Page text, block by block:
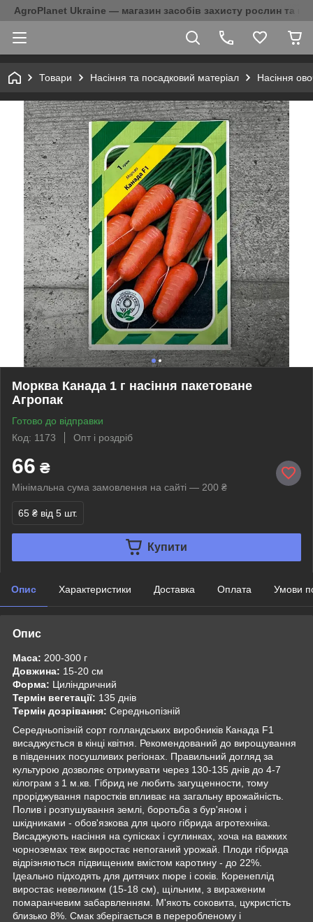
AgroPlanet Ukraine — магазин засобів захисту рослин та
Товари Насіння та посадковий матеріал Насіння
Морква Канада 1 г насіння пакетоване
Агропак
Готово до відправки
Код: 1173
Опт і роздріб
66 ₴
Мінімальна сума замовлення на сайті — 200 ₴
65 ₴ від 5 шт.
Купити
Опис Характеристики Доставка Оплата Умови
Опис
Маса: 200-300 г
Довжина: 15-20 см
Форма: Циліндричний
Термін вегетації: 135 днів
Термін дозрівання: Середньопізній
Середньопізній сорт голландських виробників Канада F1
висаджується в кінці квітня. Рекомендований до вирощування
в південних посушливих регіонах. Правильний догляд за
культурою дозволяє отримувати через 130-135 днів до 4-7
кілограм з 1 м.кв. Гібрид не любить загущенности, тому
проріджування паростків впливає на загальну врожайність.
Полив і розпушування землі, боротьба з бур'яном і
шкідниками - обов'язкова для цього гібрида агротехніка.
Висаджують насіння на супісках і суглинках, хоча на важких
чорноземах теж виростає непоганий урожай. Плоди гібрида
відрізняються підвищеним вмістом каротину - до 22%.
Ідеально підходять для дитячих пюре і соків. Коренеплід
виростає невеликим (15-18 см), щільним, з вираженим
помаранчевим забарвленням. М'якоть соковита, цукристість
близько 8%. Смак зберігається в переробленому і